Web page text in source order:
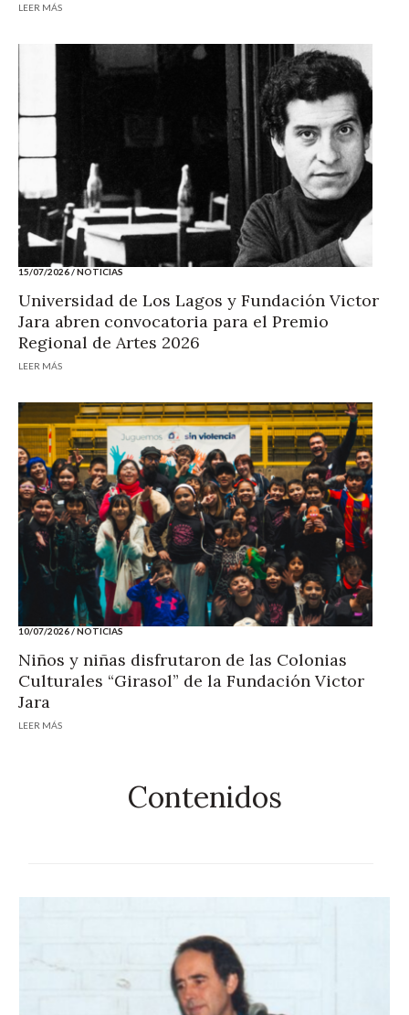
LEER MÁS
15/07/2026/NOTICIAS
Universidad de Los Lagos y Fundación Victor
Jara abren convocatoria para el Premio
Regional de Artes 2026
LEER MÁS
10/07/2026/NOTICIAS
Niños y niñas disfrutaron de las Colonias
Culturales “Girasol” de la Fundación Victor
Jara
LEER MÁS
Contenidos